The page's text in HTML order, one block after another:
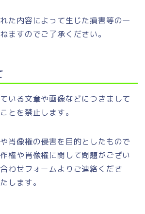
た内容によって生じた損害等の一
ますのでご了承ください。
いる文章や画像などにつきまして
とを禁止します。
肖像権の侵害を目的としたもので
権や肖像権に関して問題がござい
わせフォームよりご連絡くださ
します。